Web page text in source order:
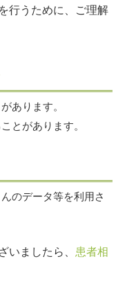
行うために、ご理解
あります。
とがあります。
のデータ等を利用さ
ましたら、 患者相